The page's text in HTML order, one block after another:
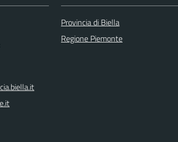
Provincia di Biella
Regione Piemonte